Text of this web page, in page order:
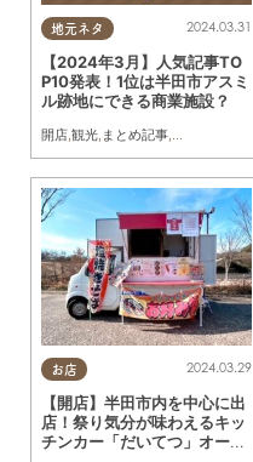
地元ネタ 2024.03.31
【2024年3月】人気記事TO
P10発表！1位は半田市アスミ
ル跡地にできる商業施設？
開店,観光, まとめ記事,家族
お店 2024.03.29
【開店】半田市内を中心に出
店！祭り気分が味わえるキッ
チンカー「だいてつ」オープ